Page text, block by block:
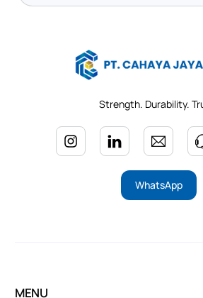
Strength. Durability.
WhatsApp
MENU